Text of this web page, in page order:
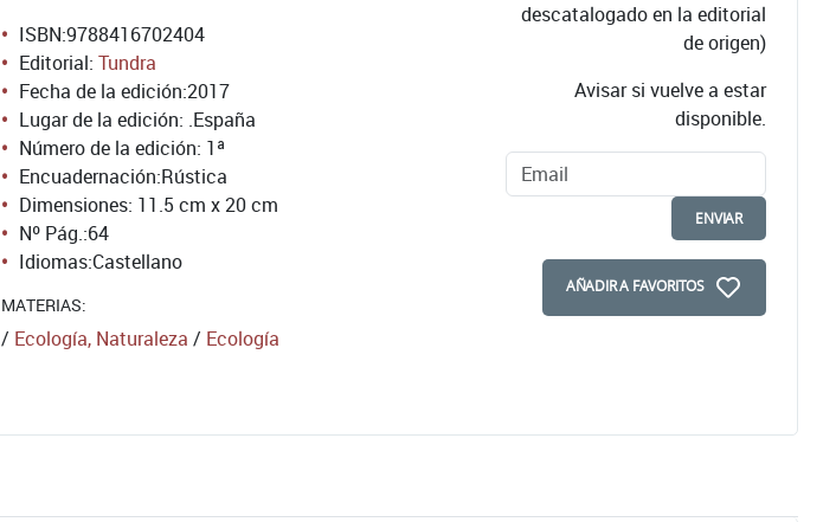
descatalogado en la editorial
de origen)
Avisar si vuelve a estar
disponible.
ENVIAR
AÑADIR A FAVORITOS
ISBN:9788416702404
Editorial: Tundra
Fecha de la edición:2017
Lugar de la edición: .España
Número de la edición: 1ª
Encuadernación:Rústica
Dimensiones: 11.5 cm x 20 cm
Nº Pág.:64
Idiomas:Castellano
MATERIAS:
/ Ecología, Naturaleza / Ecología